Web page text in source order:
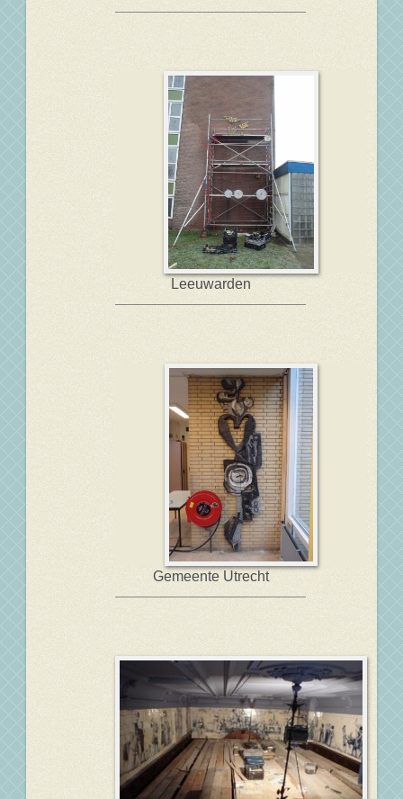
Leeuwarden
Gemeente Utrecht